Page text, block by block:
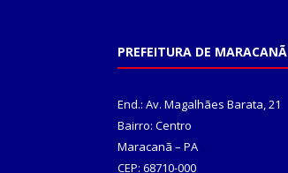
PREFEITURA DE MARACANÃ
End.: Av. Magalhães Barata, 21
Bairro: Centro
Maracanã – PA
CEP: 68710-000